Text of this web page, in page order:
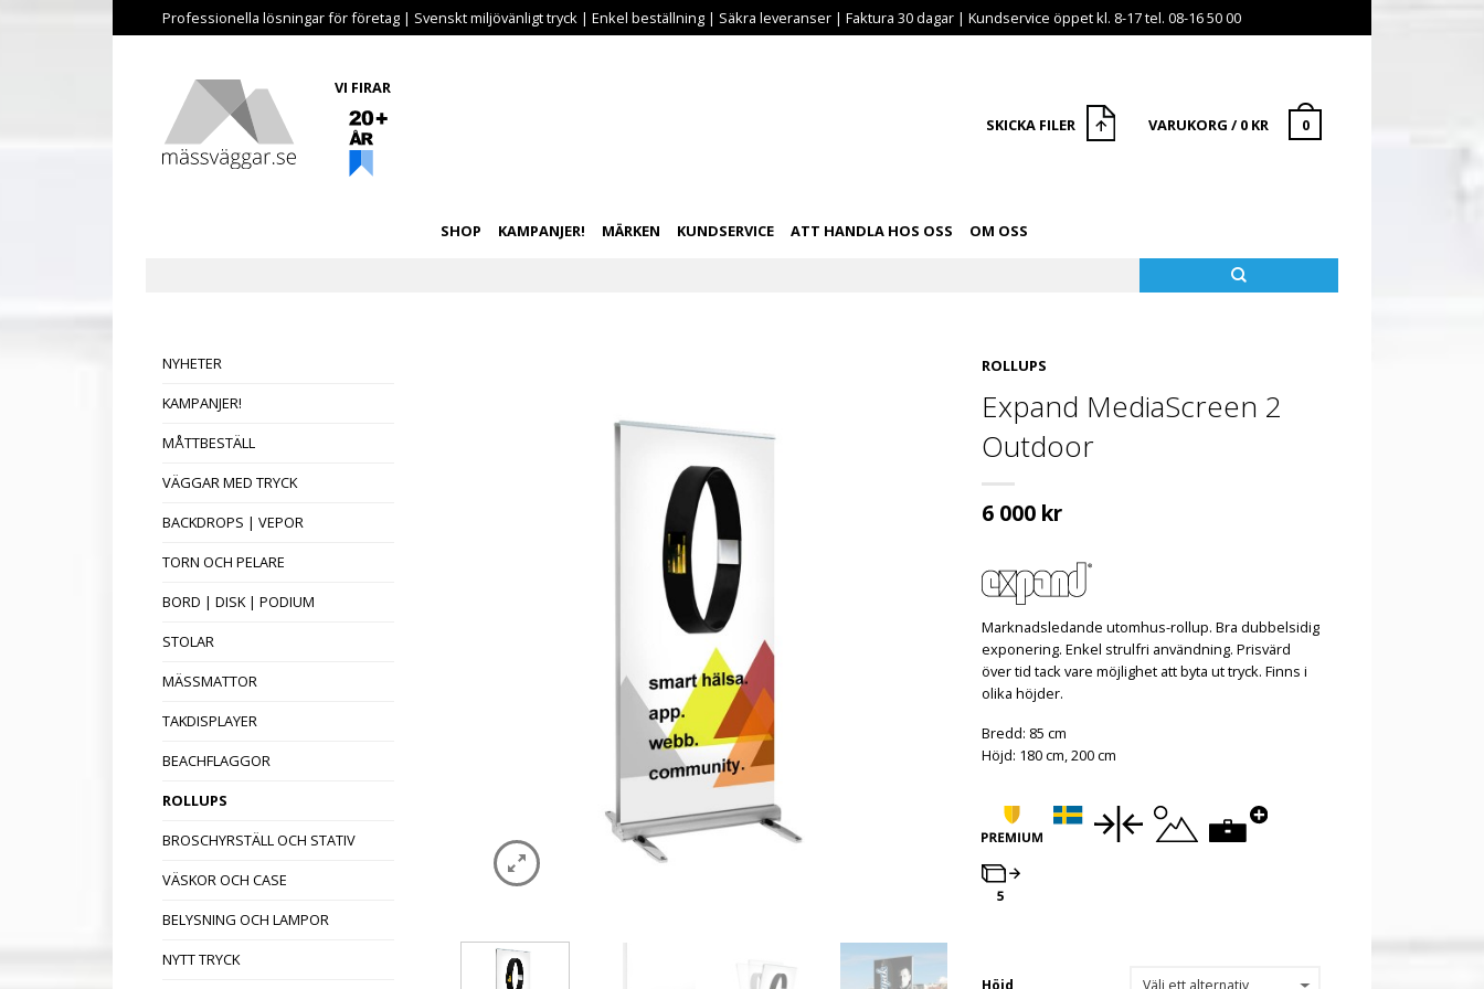
Professionella lösningar för företag | Svenskt miljövänligt tryck | Enkel beställning | Säkra leveranser | Faktura 30 dagar | Kundservice öppet kl. 8-17 tel. 08-16 50 00
VI FIRAR
SKICKA FILER
VARUKORG / 0 KR 0
SHOP KAMPANJER! MÄRKEN KUNDSERVICE ATT HANDLA HOS OSS OM OSS
NYHETER
KAMPANJER!
MÅTTBESTÄLL
VÄGGAR MED TRYCK
BACKDROPS | VEPOR
TORN OCH PELARE
BORD | DISK | PODIUM
STOLAR
MÄSSMATTOR
TAKDISPLAYER
BEACHFLAGGOR
ROLLUPS
BROSCHYRSTÄLL OCH STATIV
VÄSKOR OCH CASE
BELYSNING OCH LAMPOR
NYTT TRYCK
ROLLUPS
Expand MediaScreen 2
Outdoor
6 000 kr
Marknadsledande utomhus-rollup. Bra dubbelsidig
exponering. Enkel strulfri användning. Prisvärd
över tid tack vare möjlighet att byta ut tryck. Finns i
olika höjder.
Bredd: 85 cm
Höjd: 180 cm, 200 cm